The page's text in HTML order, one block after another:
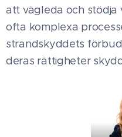
att vägleda och stödja
ofta komplexa
strandskyddets
deras rättigheter